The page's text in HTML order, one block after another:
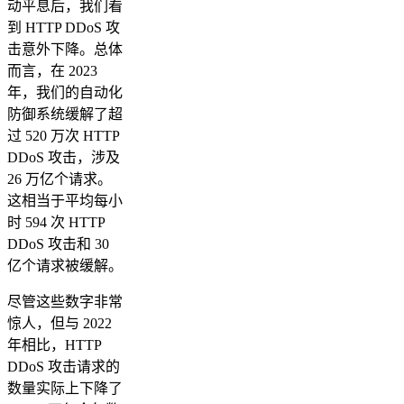
动平息后，我们看
到 HTTP DDoS 攻
击意外下降。总体
而言，在 2023
年，我们的自动化
防御系统缓解了超
过 520 万次 HTTP
DDoS 攻击，涉及
26 万亿个请求。
这相当于平均每小
时 594 次 HTTP
DDoS 攻击和 30
亿个请求被缓解。
尽管这些数字非常
惊人，但与 2022
年相比，HTTP
DDoS 攻击请求的
数量实际上下降了